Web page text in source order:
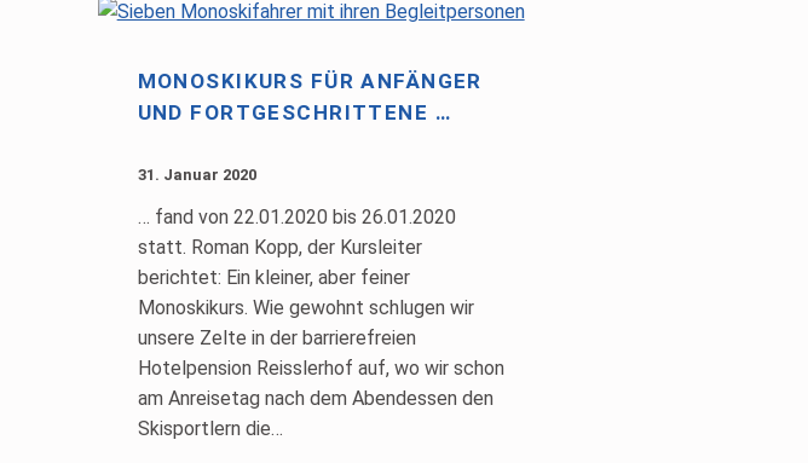
MONOSKIKURS FÜR ANFÄNGER
UND FORTGESCHRITTENE …
31. Januar 2020
… fand von 22.01.2020 bis 26.01.2020
statt. Roman Kopp, der Kursleiter
berichtet: Ein kleiner, aber feiner
Monoskikurs. Wie gewohnt schlugen wir
unsere Zelte in der barrierefreien
Hotelpension Reisslerhof auf, wo wir schon
am Anreisetag nach dem Abendessen den
Skisportlern die…